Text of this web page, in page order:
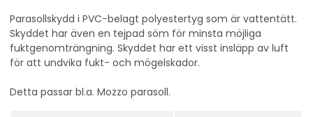
Parasollskydd i PVC-belagt polyestertyg som är vattentätt.
Skyddet har även en tejpad söm för minsta möjliga
fuktgenomträngning. Skyddet har ett visst insläpp av luft
för att undvika fukt- och mögelskador.
Detta passar bl.a. Mozzo parasoll.